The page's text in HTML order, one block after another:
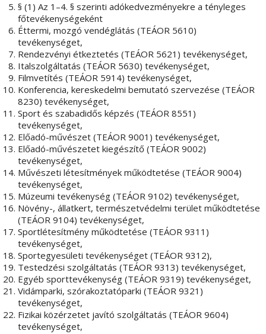
§ (1) Az 1–4. § szerinti adókedvezményekre a tényleges
főtevékenységeként
Éttermi, mozgó vendéglátás (TEÁOR 5610)
tevékenységet,
Rendezvényi étkeztetés (TEÁOR 5621) tevékenységet,
Italszolgáltatás (TEÁOR 5630) tevékenységet,
Filmvetítés (TEÁOR 5914) tevékenységet,
Konferencia, kereskedelmi bemutató szervezése (TEÁOR
8230) tevékenységet,
Sport és szabadidős képzés (TEÁOR 8551)
tevékenységet,
Előadó-művészet (TEÁOR 9001) tevékenységet,
Előadó-művészetet kiegészítő (TEÁOR 9002)
tevékenységet,
Művészeti létesítmények működtetése (TEÁOR 9004)
tevékenységet,
Múzeumi tevékenység (TEÁOR 9102) tevékenységet,
Növény-, állatkert, természetvédelmi terület működtetése
(TEÁOR 9104) tevékenységet,
Sportlétesítmény működtetése (TEÁOR 9311)
tevékenységet,
Sportegyesületi tevékenységet (TEÁOR 9312),
Testedzési szolgáltatás (TEÁOR 9313) tevékenységet,
Egyéb sporttevékenység (TEÁOR 9319) tevékenységet,
Vidámparki, szórakoztatóparki (TEÁOR 9321)
tevékenységet,
Fizikai közérzetet javító szolgáltatás (TEÁOR 9604)
tevékenységet,